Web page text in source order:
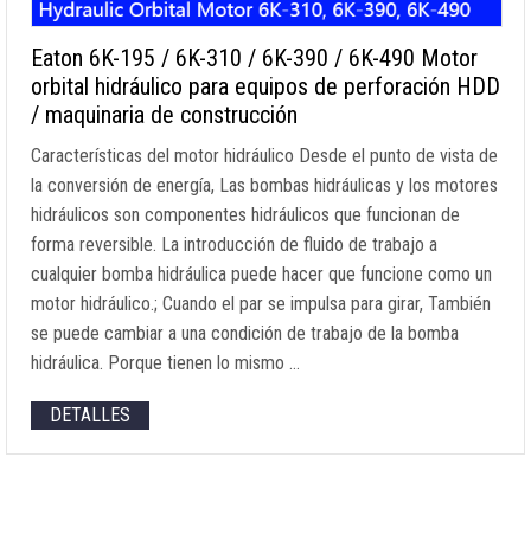
Eaton 6K-195 / 6K-310 / 6K-390 / 6K-490 Motor
orbital hidráulico para equipos de perforación HDD
/ maquinaria de construcción
Características del motor hidráulico Desde el punto de vista de
la conversión de energía, Las bombas hidráulicas y los motores
hidráulicos son componentes hidráulicos que funcionan de
forma reversible. La introducción de fluido de trabajo a
cualquier bomba hidráulica puede hacer que funcione como un
motor hidráulico.; Cuando el par se impulsa para girar, También
se puede cambiar a una condición de trabajo de la bomba
hidráulica. Porque tienen lo mismo …
DETALLES